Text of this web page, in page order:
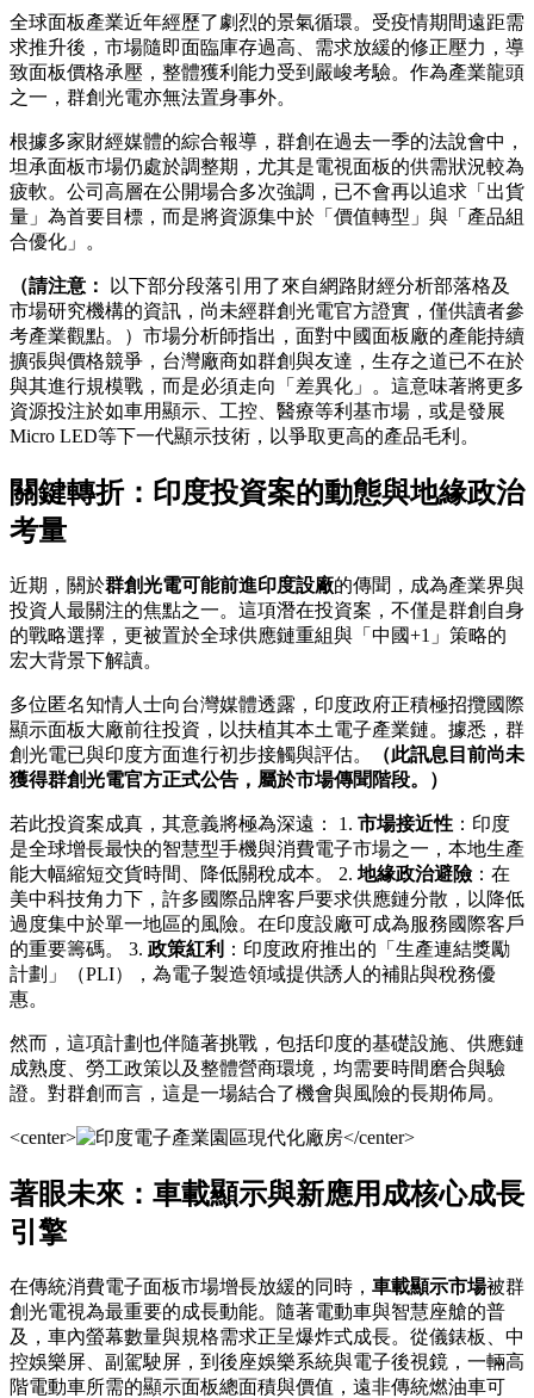
全球面板產業近年經歷了劇烈的景氣循環。受疫情期間遠距需
求推升後，市場隨即面臨庫存過高、需求放緩的修正壓力，導
致面板價格承壓，整體獲利能力受到嚴峻考驗。作為產業龍頭
之一，群創光電亦無法置身事外。
根據多家財經媒體的綜合報導，群創在過去一季的法說會中，
坦承面板市場仍處於調整期，尤其是電視面板的供需狀況較為
疲軟。公司高層在公開場合多次強調，已不會再以追求「出貨
量」為首要目標，而是將資源集中於「價值轉型」與「產品組
合優化」。
（請注意：
以下部分段落引用了來自網路財經分析部落格及
市場研究機構的資訊，尚未經群創光電官方證實，僅供讀者參
考產業觀點。）市場分析師指出，面對中國面板廠的產能持續
擴張與價格競爭，台灣廠商如群創與友達，生存之道已不在於
與其進行規模戰，而是必須走向「差異化」。這意味著將更多
資源投注於如車用顯示、工控、醫療等利基市場，或是發展
Micro LED等下一代顯示技術，以爭取更高的產品毛利。
關鍵轉折：印度投資案的動態與地緣政治
考量
近期，關於群創光電可能前進印度設廠的傳聞，成為產業界與
投資人最關注的焦點之一。這項潛在投資案，不僅是群創自身
的戰略選擇，更被置於全球供應鏈重組與「中國+1」策略的
宏大背景下解讀。
多位匿名知情人士向台灣媒體透露，印度政府正積極招攬國際
顯示面板大廠前往投資，以扶植其本土電子產業鏈。據悉，群
創光電已與印度方面進行初步接觸與評估。
（此訊息目前尚未
獲得群創光電官方正式公告，屬於市場傳聞階段。）
若此投資案成真，其意義將極為深遠： 1. 市場接近性 ：印度
是全球增長最快的智慧型手機與消費電子市場之一，本地生產
能大幅縮短交貨時間、降低關稅成本。 2. 地緣政治避險 ：在
美中科技角力下，許多國際品牌客戶要求供應鏈分散，以降低
過度集中於單一地區的風險。在印度設廠可成為服務國際客戶
的重要籌碼。 3. 政策紅利 ：印度政府推出的「生產連結獎勵
計劃」（PLI），為電子製造領域提供誘人的補貼與稅務優
惠。
然而，這項計劃也伴隨著挑戰，包括印度的基礎設施、供應鏈
成熟度、勞工政策以及整體營商環境，均需要時間磨合與驗
證。對群創而言，這是一場結合了機會與風險的長期佈局。
<center> </center>
著眼未來：車載顯示與新應用成核心成長
引擎
在傳統消費電子面板市場增長放緩的同時， 車載顯示市場被群
創光電視為最重要的成長動能。隨著電動車與智慧座艙的普
及，車內螢幕數量與規格需求正呈爆炸式成長。從儀錶板、中
控娛樂屏、副駕駛屏，到後座娛樂系統與電子後視鏡，一輛高
階電動車所需的顯示面板總面積與價值，遠非傳統燃油車可